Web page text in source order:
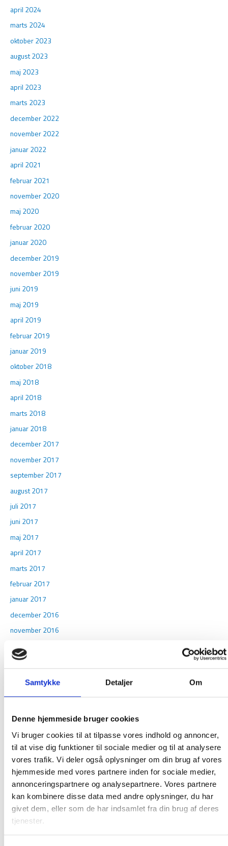
Samtykke Detaljer Om
Denne hjemmeside bruger cookies
Vi bruger cookies til at tilpasse vores indhold og annoncer,
til at vise dig funktioner til sociale medier og til at analysere
vores trafik. Vi deler også oplysninger om din brug af vores
hjemmeside med vores partnere inden for sociale medier,
annonceringspartnere og analysepartnere. Vores partnere
kan kombinere disse data med andre oplysninger, du har
givet dem, eller som de har indsamlet fra din brug af deres
tjenester.
april 2024
marts 2024
oktober 2023
august 2023
maj 2023
april 2023
marts 2023
december 2022
november 2022
januar 2022
april 2021
februar 2021
november 2020
maj 2020
februar 2020
januar 2020
december 2019
november 2019
juni 2019
maj 2019
april 2019
februar 2019
januar 2019
oktober 2018
maj 2018
april 2018
marts 2018
januar 2018
december 2017
november 2017
september 2017
august 2017
juli 2017
juni 2017
maj 2017
april 2017
marts 2017
februar 2017
januar 2017
december 2016
november 2016
oktober 2016
september 2016
august 2016
februar 2016
januar 2016
december 2015
november 2015
oktober 2015
september 2015
august 2015